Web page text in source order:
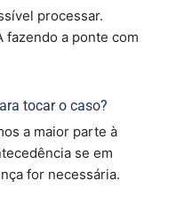
processar.
fazendo a ponte com
tocar o caso?
a maior parte à
se em
for necessária.